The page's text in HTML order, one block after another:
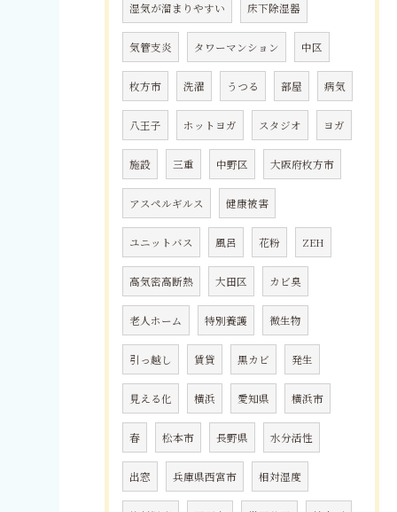
湿気が溜まりやすい 床下除湿器
気管支炎 タワーマンション 中区
枚方市 洗濯 うつる 部屋 病気
八王子 ホットヨガ スタジオ ヨガ
施設 三重 中野区 大阪府枚方市
アスペルギルス 健康被害
ユニットバス 風呂 花粉 ZEH
高気密高断熱 大田区 カビ臭
老人ホーム 特別養護 微生物
引っ越し 賃貸 黒カビ 発生
見える化 横浜 愛知県 横浜市
春 松本市 長野県 水分活性
出窓 兵庫県西宮市 相対湿度